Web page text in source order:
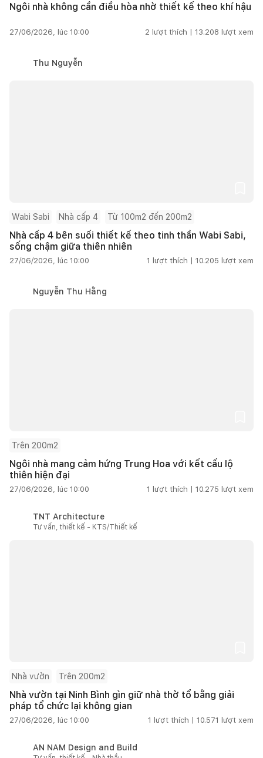
Ngôi nhà không cần điều hòa nhờ thiết kế theo khí hậu
27/06/2026, lúc 10:00 2 lượt thích | 13.208 lượt xem
Thu Nguyễn
Wabi Sabi Nhà cấp 4 Từ 100m2 đến 200m2
Nhà cấp 4 bên suối thiết kế theo tinh thần Wabi Sabi,
sống chậm giữa thiên nhiên
27/06/2026, lúc 10:00 1 lượt thích | 10.205 lượt xem
Nguyễn Thu Hằng
Trên 200m2
Ngôi nhà mang cảm hứng Trung Hoa với kết cấu lộ
thiên hiện đại
27/06/2026, lúc 10:00 1 lượt thích | 10.275 lượt xem
TNT Architecture
Tư vấn, thiết kế - KTS/Thiết kế
Nhà vườn Trên 200m2
Nhà vườn tại Ninh Bình gìn giữ nhà thờ tổ bằng giải
pháp tổ chức lại không gian
27/06/2026, lúc 10:00 1 lượt thích | 10.571 lượt xem
AN NAM Design and Build